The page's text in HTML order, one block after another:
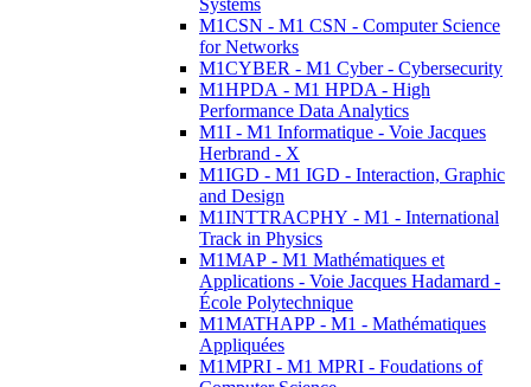
Systems
M1CSN - M1 CSN - Computer Science
for Networks
M1CYBER - M1 Cyber - Cybersecurity
M1HPDA - M1 HPDA - High
Performance Data Analytics
M1I - M1 Informatique - Voie Jacques
Herbrand - X
M1IGD - M1 IGD - Interaction, Graphic
and Design
M1INTTRACPHY - M1 - International
Track in Physics
M1MAP - M1 Mathématiques et
Applications - Voie Jacques Hadamard -
École Polytechnique
M1MATHAPP - M1 - Mathématiques
Appliquées
M1MPRI - M1 MPRI - Foudations of